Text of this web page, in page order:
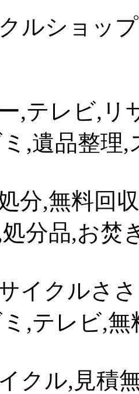
クルショッ
,テレビ,リ
,遺品整理
分,無料回
分品,お焚
サイクルさ
,テレビ,無
クル,見積